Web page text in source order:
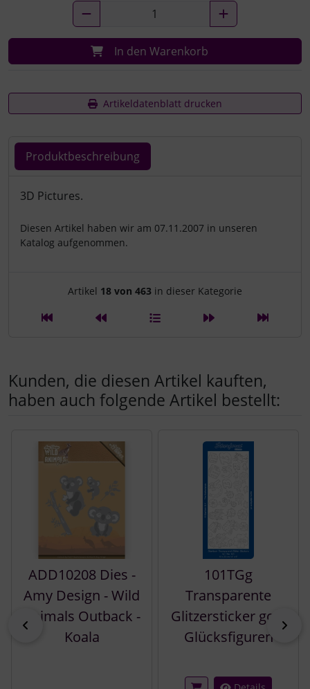
In den Warenkorb
Artikeldatenblatt drucken
Produktbeschreibung
Produktbeschreibung
3D Pictures.
Diesen Artikel haben wir am 07.11.2007 in unseren
Katalog aufgenommen.
Artikelnavigation innerhalb
Artikel 18 von 463 in dieser Kategorie
Kunden, die diesen Artikel kauften,
haben auch folgende Artikel bestellt:
zurück
ADD10208 Dies -
Amy Design - Wild
Animals Outback -
Koala
101TGg
Transparente
Glitzersticker gold
Glücksfiguren